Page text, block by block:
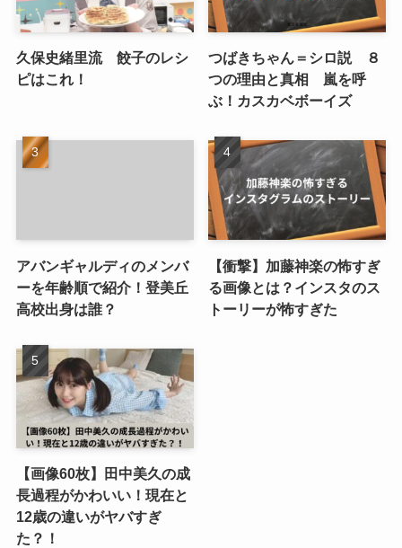
久保史緒里流 餃子のレシ
ピはこれ！
つばきちゃん＝シロ説 ８
つの理由と真相 嵐を呼
ぶ！カスカベボーイズ
アバンギャルディのメンバ
ーを年齢順で紹介！登美丘
高校出身は誰？
【衝撃】加藤神楽の怖すぎ
る画像とは？インスタのス
トーリーが怖すぎた
【画像60枚】田中美久の成
長過程がかわいい！現在と
12歳の違いがヤバすぎ
た？！